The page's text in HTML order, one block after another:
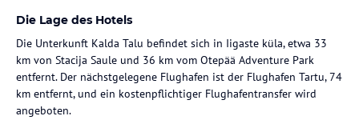
Die Lage des Hotels
Die Unterkunft Kalda Talu befindet sich in Iigaste küla, etwa 33
km von Stacija Saule und 36 km vom Otepää Adventure Park
entfernt. Der nächstgelegene Flughafen ist der Flughafen Tartu, 74
km entfernt, und ein kostenpflichtiger Flughafentransfer wird
angeboten.